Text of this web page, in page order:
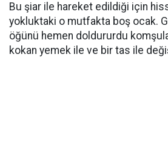
Bu şiar ile hareket edildiği için
yokluktaki o mutfakta boş ocak.
öğünü hemen doldururdu
kokan yemek ile ve bir tas ile